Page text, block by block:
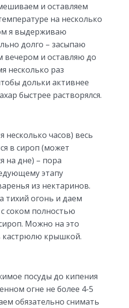
и оставляем
на несколько
я выдерживаю
долго – засыпаю
вечером и оставляю до
несколько раз
дольки активнее
быстрее растворялся.
несколько часов) весь
в сироп (может
на дне) – пора
этапу
из нектаринов.
тихий огонь и даем
соком полностью
Можно на это
кастрюлю крышкой.
посуды до кипения
огне не более 4-5
обязательно снимать